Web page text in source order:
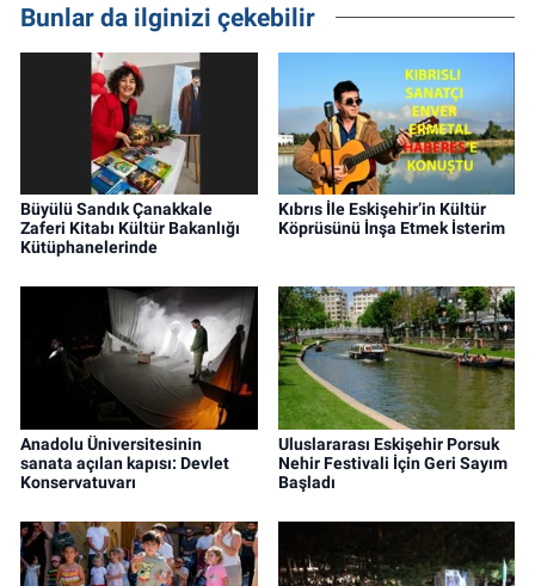
Bunlar da ilginizi çekebilir
Büyülü Sandık Çanakkale
Zaferi Kitabı Kültür Bakanlığı
Kütüphanelerinde
Kıbrıs İle Eskişehir’in Kültür
Köprüsünü İnşa Etmek İsterim
Anadolu Üniversitesinin
sanata açılan kapısı: Devlet
Konservatuvarı
Uluslararası Eskişehir Porsuk
Nehir Festivali İçin Geri Sayım
Başladı